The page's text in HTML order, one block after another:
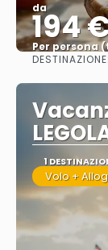
da
194
Per persona
DESTINAZIONE:
1
Volo +